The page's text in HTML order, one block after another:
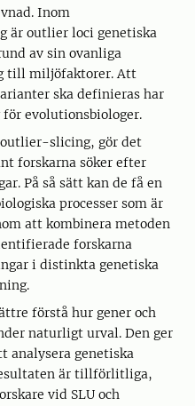
Inom
är outlier loci genetiska
av sin ovanliga
till miljöfaktorer. Att
ska definieras har
evolutionsbiologer.
slicing, gör det
forskarna söker efter
På så sätt kan de få en
processer som är
att kombinera metoden
forskarna
i distinkta genetiska
förstå hur gener och
naturligt urval. Den ger
analysera genetiska
är tillförlitliga,
vid SLU och